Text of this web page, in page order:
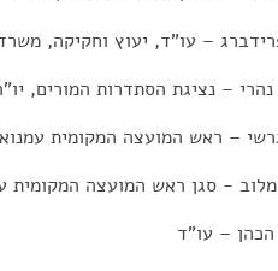
– עו"ד, יעוץ וחקיקה,
– נציגת הסתדרות המורים,
– ראש המועצה המקומית
- סגן ראש המועצה המקומית
– עו"ד